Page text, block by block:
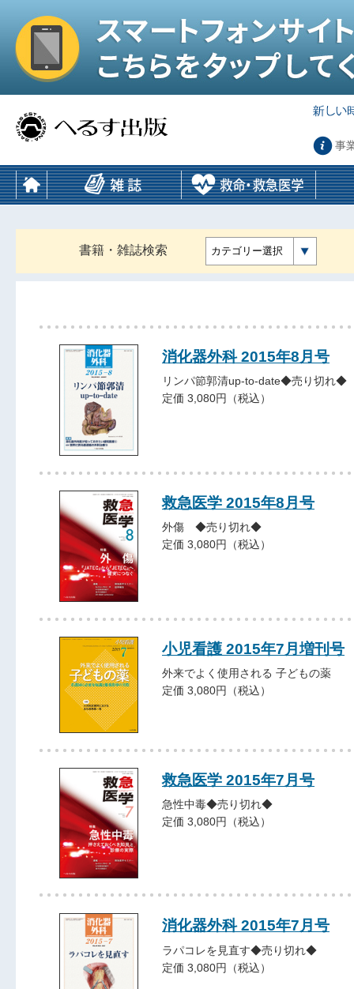
事
書籍・雑誌検索 カテゴリー選択
消化器外科 2015年8月号
リンパ節郭清up-to-date◆売り切れ◆
定価 3,080円（税込）
救急医学 2015年8月号
外傷 ◆売り切れ◆
定価 3,080円（税込）
小児看護 2015年7月増刊号
外来でよく使用される 子どもの薬
定価 3,080円（税込）
救急医学 2015年7月号
急性中毒◆売り切れ◆
定価 3,080円（税込）
消化器外科 2015年7月号
ラパコレを見直す◆売り切れ◆
定価 3,080円（税込）